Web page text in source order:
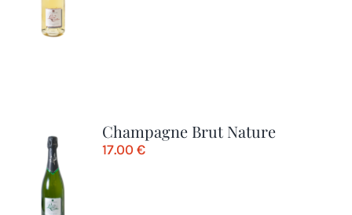
Champagne Brut Nature
17.00€